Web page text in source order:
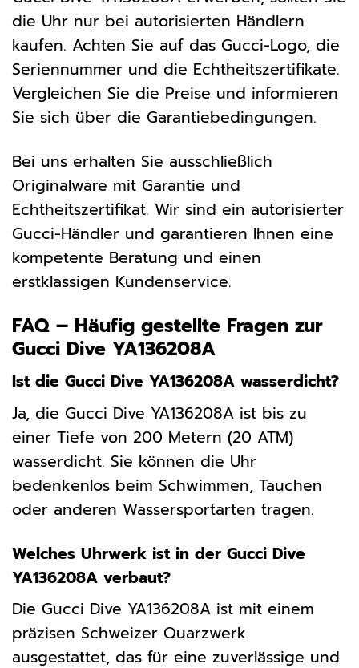
die Uhr nur bei autorisierten Händlern
kaufen. Achten Sie auf das Gucci-Logo, die
Seriennummer und die Echtheitszertifikate.
Vergleichen Sie die Preise und informieren
Sie sich über die Garantiebedingungen.
Bei uns erhalten Sie ausschließlich
Originalware mit Garantie und
Echtheitszertifikat. Wir sind ein autorisierter
Gucci-Händler und garantieren Ihnen eine
kompetente Beratung und einen
erstklassigen Kundenservice.
FAQ – Häufig gestellte Fragen zur
Gucci Dive YA136208A
Ist die Gucci Dive YA136208A wasserdicht?
Ja, die Gucci Dive YA136208A ist bis zu
einer Tiefe von 200 Metern (20 ATM)
wasserdicht. Sie können die Uhr
bedenkenlos beim Schwimmen, Tauchen
oder anderen Wassersportarten tragen.
Welches Uhrwerk ist in der Gucci Dive
YA136208A verbaut?
Die Gucci Dive YA136208A ist mit einem
präzisen Schweizer Quarzwerk
ausgestattet, das für eine zuverlässige und